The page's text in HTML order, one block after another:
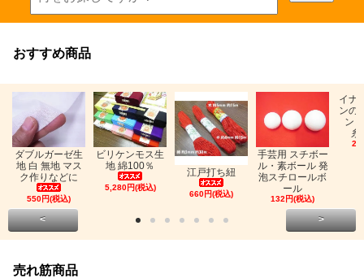
おすすめ商品
ダブルガーゼ生
地 白 無地 マス
ク作りなどに
550円(税込)
ビリケンモス生
地 綿100％
5,280円(税込)
江戸打ち紐
660円(税込)
手芸用 スチボー
ル・素ボール 発
泡スチロールボ
ール
132円(税込)
イナ
ンの
ン
糸
< >
売れ筋商品